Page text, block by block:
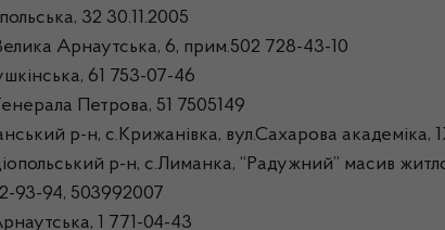
32 30.11.2005
Арнаутська, 6, прим.502 728-43-10
61 753-07-46
Петрова, 51 7505149
р-н, с.Крижанівка, вул.Сахарова академіка,
р-н, с.Лиманка, “Радужний” масив
93-94, 503992007
1 771-04-43